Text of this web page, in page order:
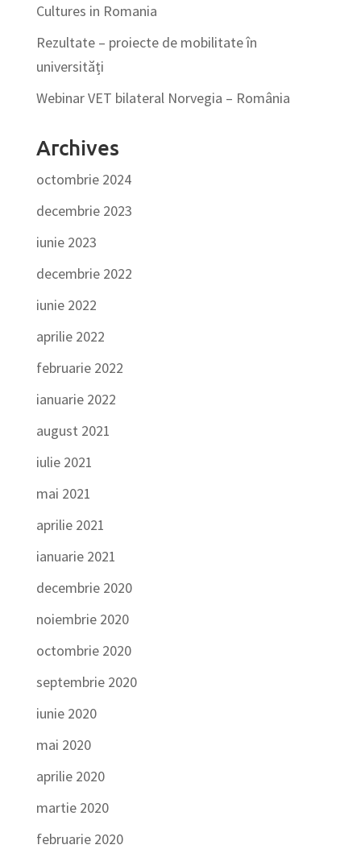
Cultures in Romania
Rezultate – proiecte de mobilitate în
universități
Webinar VET bilateral Norvegia – România
Archives
octombrie 2024
decembrie 2023
iunie 2023
decembrie 2022
iunie 2022
aprilie 2022
februarie 2022
ianuarie 2022
august 2021
iulie 2021
mai 2021
aprilie 2021
ianuarie 2021
decembrie 2020
noiembrie 2020
octombrie 2020
septembrie 2020
iunie 2020
mai 2020
aprilie 2020
martie 2020
februarie 2020